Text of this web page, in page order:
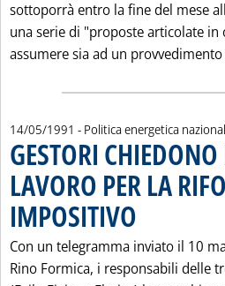
sottoporrà entro la fine del mese
una serie di "proposte articolate in
assumere sia ad un
14/05/1991 - Politica energetica
GESTORI
LAVORO PER LA
IMPOSITIVO
Con un telegramma inviato il 10
Rino Formica, i responsabili delle